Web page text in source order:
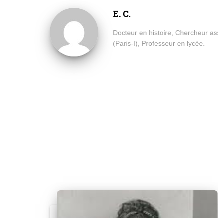
E. C.
Docteur en histoire, Chercheur
(Paris-I), Professeur en lycée.